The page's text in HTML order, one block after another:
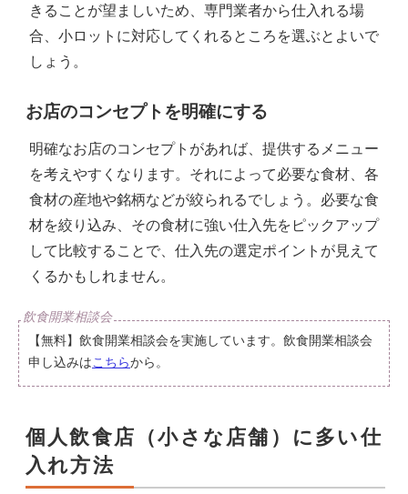
きることが望ましいため、専門業者から仕入れる場
合、小ロットに対応してくれるところを選ぶとよいで
しょう。
お店のコンセプトを明確にする
明確なお店のコンセプトがあれば、提供するメニュー
を考えやすくなります。それによって必要な食材、各
食材の産地や銘柄などが絞られるでしょう。必要な食
材を絞り込み、その食材に強い仕入先をピックアップ
して比較することで、仕入先の選定ポイントが見えて
くるかもしれません。
【無料】飲食開業相談会を実施しています。飲食開業相談会
申し込みはこちらから。
個人飲食店（小さな店舗）に多い仕
入れ方法